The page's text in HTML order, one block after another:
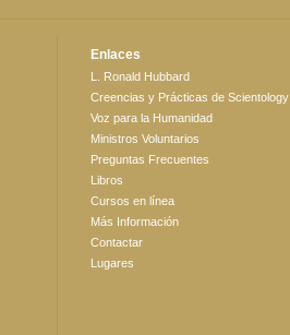
Enlaces
L. Ronald Hubbard
Creencias y Prácticas de Scientology
Voz para la Humanidad
Ministros Voluntarios
Preguntas Frecuentes
Libros
Cursos en línea
Más Información
Contactar
Lugares